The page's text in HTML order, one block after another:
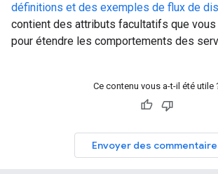
définitions et des exemples de flux de
contient des attributs facultatifs que
pour étendre les comportements des
Ce contenu vous a-t-il été utile
Envoyer des